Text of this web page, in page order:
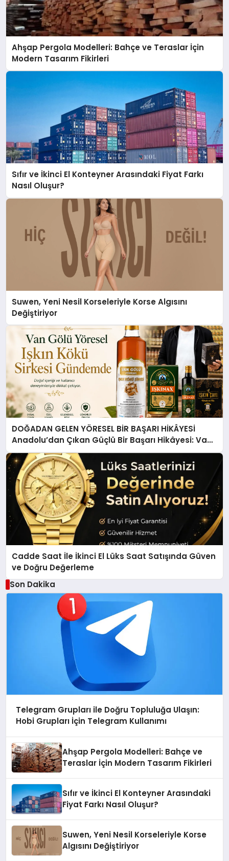
Ahşap Pergola Modelleri: Bahçe ve Teraslar İçin
Modern Tasarım Fikirleri
Sıfır ve İkinci El Konteyner Arasındaki Fiyat Farkı
Nasıl Oluşur?
Suwen, Yeni Nesil Korseleriyle Korse Algısını
Değiştiriyor
DOĞADAN GELEN YÖRESEL BİR BAŞARI HİKÂYESİ
Anadolu’dan Çıkan Güçlü Bir Başarı Hikâyesi: Van
Gölü Yöresel Işkın Kökü Sirkesi
Cadde Saat İle İkinci El Lüks Saat Satışında Güven
ve Doğru Değerleme
Son Dakika
Telegram Grupları ile Doğru Topluluğa Ulaşın:
Hobi Grupları İçin Telegram Kullanımı
Ahşap Pergola Modelleri: Bahçe ve
Teraslar İçin Modern Tasarım Fikirleri
Sıfır ve İkinci El Konteyner Arasındaki
Fiyat Farkı Nasıl Oluşur?
Suwen, Yeni Nesil Korseleriyle Korse
Algısını Değiştiriyor